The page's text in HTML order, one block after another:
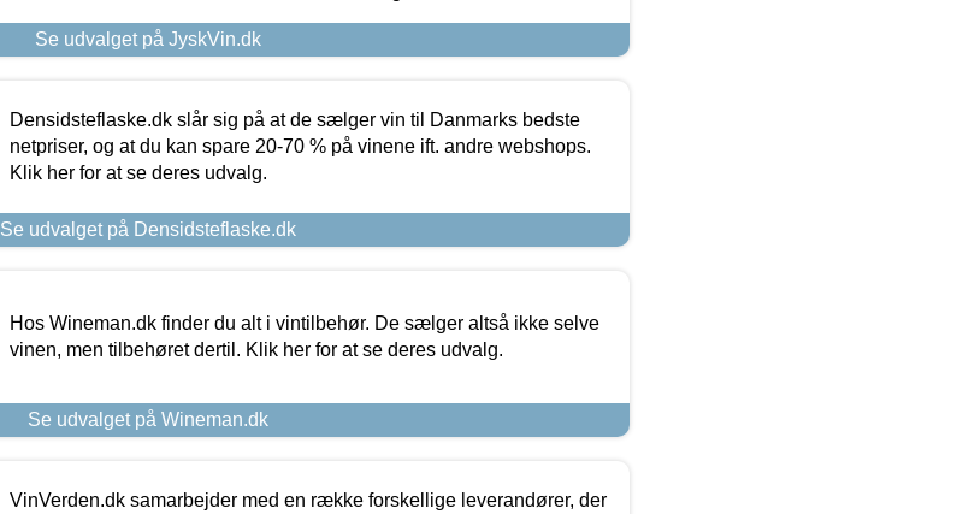
Se udvalget på JyskVin.dk
Densidsteflaske.dk slår sig på at de sælger vin til Danmarks bedste
netpriser, og at du kan spare 20-70 % på vinene ift. andre webshops.
Klik her for at se deres udvalg.
Se udvalget på Densidsteflaske.dk
Hos Wineman.dk finder du alt i vintilbehør. De sælger altså ikke selve
vinen, men tilbehøret dertil. Klik her for at se deres udvalg.
Se udvalget på Wineman.dk
VinVerden.dk samarbejder med en række forskellige leverandører, der